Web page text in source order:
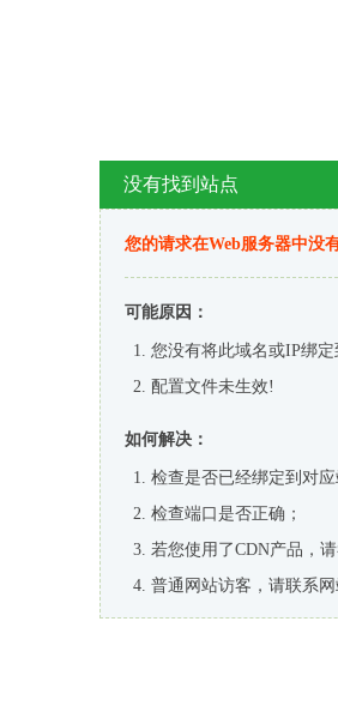
没有找到站点
您的请求在Web服务器中没
可能原因：
您没有将此域名或IP绑
配置文件未生效!
如何解决：
检查是否已经绑定到对
检查端口是否正确；
若您使用了CDN产品，
普通网站访客，请联系网